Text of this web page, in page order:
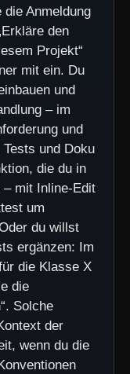
Anmeldung
den
Projekt“
mit ein. Du
und
– im
und
und Doku
die du in
– mit Inline-Edit
um
du willst
ergänzen: Im
die Klasse X
die
Solche
der
wenn du die